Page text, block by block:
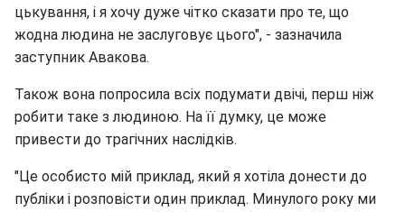
цькування, і я хочу дуже чітко сказати про те, що
жодна людина не заслуговує цього", - зазначила
заступник Авакова.
Також вона попросила всіх подумати двічі, перш ніж
робити таке з людиною. На її думку, це може
привести до трагічних наслідків.
"Це особисто мій приклад, який я хотіла донести до
публіки і розповісти один приклад. Минулого року ми